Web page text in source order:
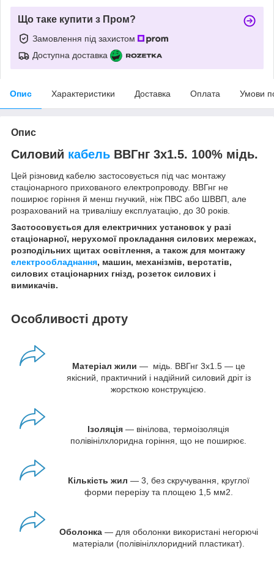
Що таке купити з Пром?
Замовлення під захистом
Доступна доставка
Опис Характеристики Доставка Оплата Умови
Опис
Силовий кабель ВВГнг 3х1.5. 100% мідь.
Цей різновид кабелю застосовується під час монтажу
стаціонарного прихованого електропроводу. ВВГнг не
поширює горіння й менш гнучкий, ніж ПВС або ШВВП, але
розрахований на тривалішу експлуатацію, до 30 років.
Застосовується для електричних установок у разі
стаціонарної, нерухомої прокладання силових мережах,
розподільних щитах освітлення, а також для монтажу
електрообладнання, машин, механізмів, верстатів,
силових стаціонарних гнізд, розеток силових і
вимикачів.
Особливості дроту
Матеріал жили — мідь. ВВГнг 3х1.5 — це
якісний, практичний і надійний силовий дріт із
жорсткою конструкцією.
Ізоляція — вінілова, термоізоляція
полівінілхлоридна горіння, що не поширює.
Кількість жил — 3, без скручування, круглої
форми перерізу та площею 1,5 мм2
Оболонка— для оболонки використані негорючі
матеріали (полівінілхлоридний пластикат).